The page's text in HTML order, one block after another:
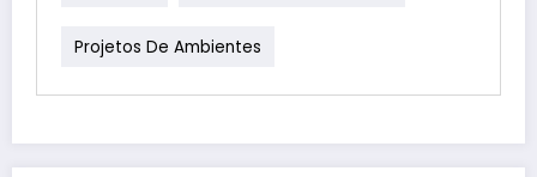
Projetos De Ambientes